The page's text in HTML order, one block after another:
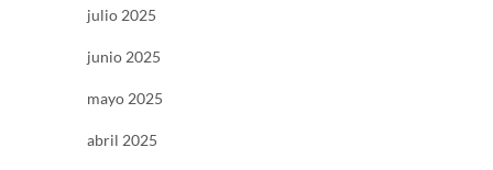
julio 2025
junio 2025
mayo 2025
abril 2025